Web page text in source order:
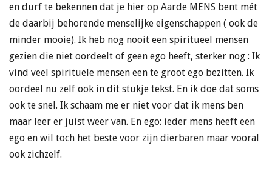
en durf te bekennen dat je hier op Aarde MENS bent mét
de daarbij behorende menselijke eigenschappen ( ook de
minder mooie). Ik heb nog nooit een spiritueel mensen
gezien die niet oordeelt of geen ego heeft, sterker nog : Ik
vind veel spirituele mensen een te groot ego bezitten. Ik
oordeel nu zelf ook in dit stukje tekst. En ik doe dat soms
ook te snel. Ik schaam me er niet voor dat ik mens ben
maar leer er juist weer van. En ego: ieder mens heeft een
ego en wil toch het beste voor zijn dierbaren maar vooral
ook zichzelf.